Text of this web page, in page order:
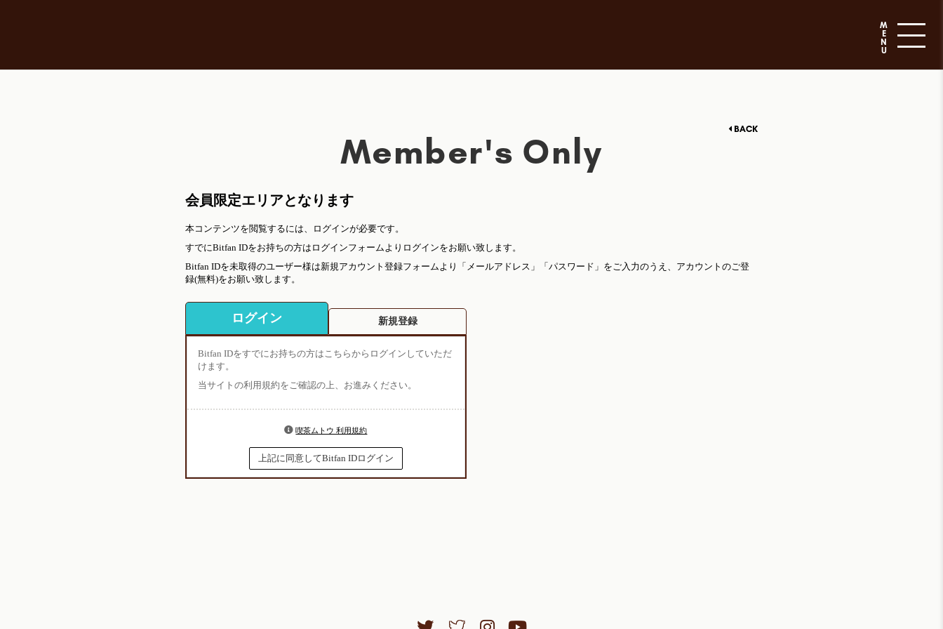
M
E
N
U
Member's Only
BACK
会員限定エリアとなります
本コンテンツを閲覧するには、ログインが必要です。
すでにBitfan IDをお持ちの方はログインフォームよりログインをお願い致します。
Bitfan IDを未取得のユーザー様は新規アカウント登録フォームより「メールアドレス」「パスワード」をご入力のうえ、アカウントのご登
録(無料)をお願い致します。
ログイン 新規登録
Bitfan IDをすでにお持ちの方はこちらからログインしていただ
けます。
当サイトの利用規約をご確認の上、お進みください。
喫茶ムトウ 利用規約
上記に同意してBitfan IDログイン